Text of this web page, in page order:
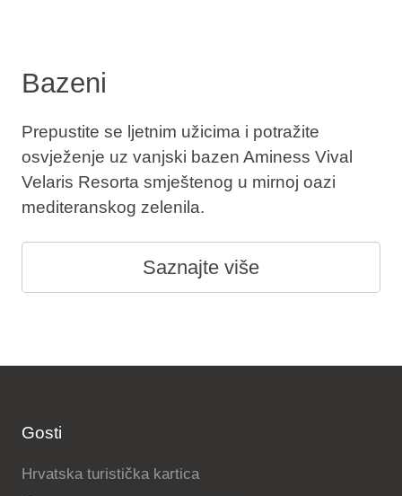
Bazeni
Prepustite se ljetnim užicima i potražite
osvježenje uz vanjski bazen Aminess Vival
Velaris Resorta smještenog u mirnoj oazi
mediteranskog zelenila.
Saznajte više
Gosti
Hrvatska turistička kartica